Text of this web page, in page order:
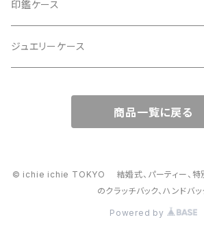
ハンドバッグ・ショルダーバッグ
スマホショルダー、サコッシュ
トートーバッグ
コロンとしたハンドバッグ
コロンとした大容量コスメポーチ
ミニポーチ
印鑑ケース
ジュエリーケース
商品一覧に戻る
© ichie ichie TOKYO 結婚式、パーティー、特
のクラッチバック、ハンドバッ
Powered by